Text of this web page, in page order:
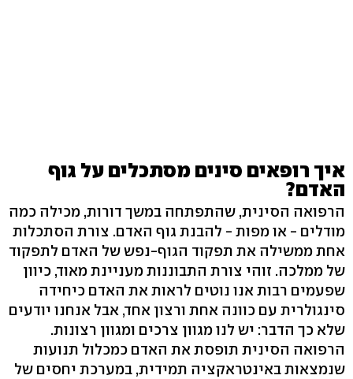
איך רופאים סינים מסתכלים על גוף
האדם?
הרפואה הסינית, שהתפתחה במשך דורות, מכילה כמה
מודלים - או מפות - להבנת גוף האדם. צורת הסתכלות
אחת ממשילה את תפקוד הגוף-נפש של האדם לתפקוד
של ממלכה. זוהי צורת התבוננות מעניינת מאוד, כיוון
שפעמים רבות אנו נוטים לראות את האדם כיחידה
סינגולרית עם כוונה אחת ורצון אחד, אבל אנחנו יודעים
שלא כך הדבר: יש לנו מגוון צרכים ומגוון רצונות.
הרפואה הסינית תופסת את האדם כמכלול תנועות
שנמצאות באינטראקציה תמידית, במערכת יחסים של